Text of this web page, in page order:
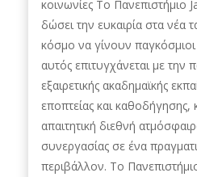
κοινωνίες Το Πανεπιστήμιο
δώσει την ευκαιρία στα νέα
κόσμο να γίνουν
αυτός επιτυγχάνεται με την
εξαιρετικής ακαδημαϊκής
εποπτείας και καθοδήγησης,
απαιτητική διεθνή
συνεργασίας σε ένα
περιβάλλον. Το